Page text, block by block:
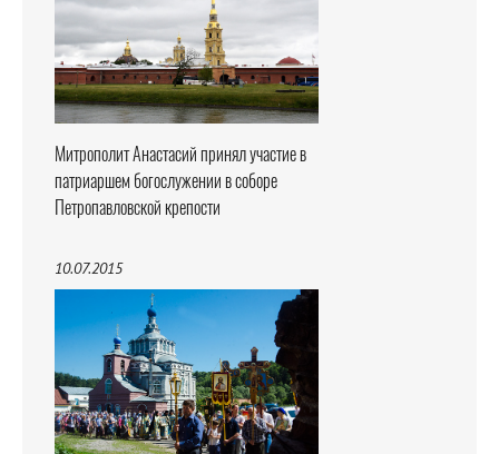
Митрополит Анастасий принял участие в
патриаршем богослужении в соборе
Петропавловской крепости
10.07.2015